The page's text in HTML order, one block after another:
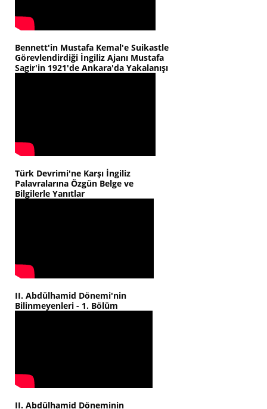
Bennett'in Mustafa Kemal'e Suikastle
Görevlendirdiği İngiliz Ajanı Mustafa
Sagir'in 1921'de Ankara'da Yakalanışı
Türk Devrimi'ne Karşı İngiliz
Palavralarına Özgün Belge ve
Bilgilerle Yanıtlar
II. Abdülhamid Dönemi'nin
Bilinmeyenleri - 1. Bölüm
II. Abdülhamid Döneminin